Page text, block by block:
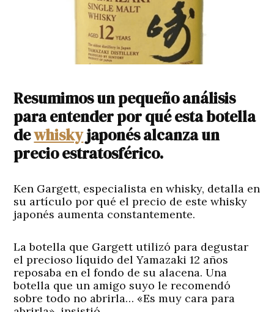
Resumimos un pequeño análisis
para entender por qué esta botella
dewhiskyjaponés alcanza un
precio estratosférico.
Ken Gargett, especialista en whisky, detalla en
su artículo por qué el precio de este whisky
japonés aumenta constantemente.
La botella que Gargett utilizó para degustar
el precioso líquido del Yamazaki 12 años
reposaba en el fondo de su alacena. Una
botella que un amigo suyo le recomendó
sobre todo no abrirla… «Es muy cara para